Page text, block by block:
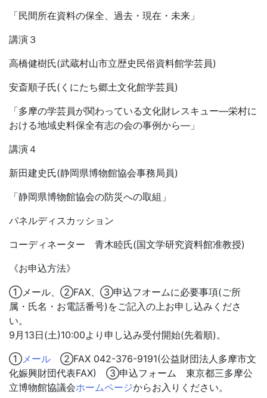
「民間所在資料の保全、過去・現在・未来」
講演３
高橋健樹氏(武蔵村山市立歴史民俗資料館学芸員)
安斎順子氏(くにたち郷土文化館学芸員)
「多摩の学芸員が関わっている文化財レスキュー―栄村に
おける地域史料保全有志の会の事例から―」
講演４
新田建史氏(静岡県博物館協会事務局員)
「静岡県博物館協会の防災への取組」
パネルディスカッション
コーディネーター 青木睦氏(国文学研究資料館准教授)
《お申込方法》
①メール、②FAX、③申込フオームに必要事項(ご所
属・氏名・お電話番号)をご記入の上お申し込みくださ
い。
9月13日(土)10:00より申し込み受付開始(先着順)。
①メール ②FAX 042-376-9191(公益財団法人多摩市文
化娠興財団代表FAX) ③申込フォーム 東京都三多摩公
立博物館協議会ホームページからお入りください。